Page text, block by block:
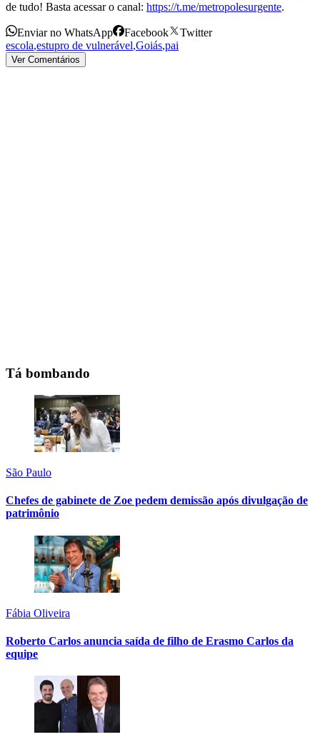
de tudo! Basta acessar o canal: https://t.me/metropolesurgente.
Enviar no WhatsApp Facebook
Twitter
escola,estupro de vulnerável,Goiás,pai
Ver Comentários
Tá bombando
São Paulo
Chefes de gabinete de Zoe pedem demissão após divulgação de
patrimônio
Fábia Oliveira
Roberto Carlos anuncia saída de filho de Erasmo Carlos da
equipe